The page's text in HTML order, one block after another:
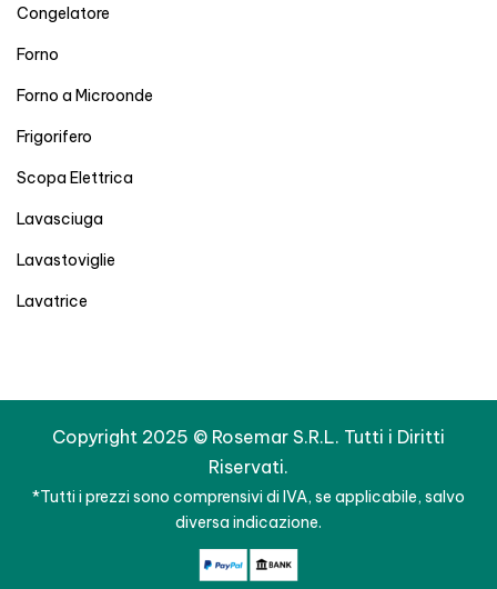
Congelatore
Forno
Forno a Microonde
Frigorifero
Scopa Elettrica
Lavasciuga
Lavastoviglie
Lavatrice
Copyright 2025 © Rosemar S.R.L. Tutti i Diritti
Riservati.
*Tutti i prezzi sono comprensivi di IVA, se applicabile, salvo
diversa indicazione.